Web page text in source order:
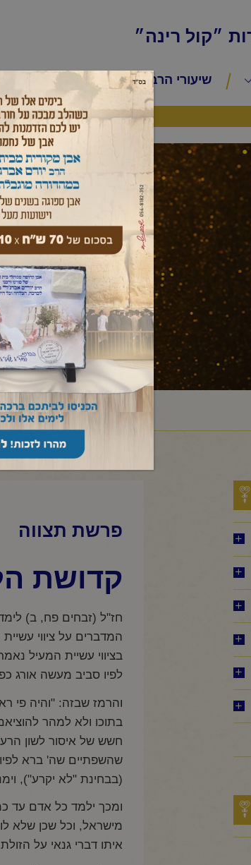
״קול רינה״
שיעורי הרב שיעורי החיד״א
מאמר
ראשי מאמר לשבת/שמות
פרשת תצווה
קדושת
חז"ל (זבחים פח, ב)
המדברים על ציווי
בציווי עשיית המעיל
לפיו סביב מעשה אורג
והרמז שבזה: "והיה פי
בתוכו ולא למהר
חשש של איסור לשון
שהשפתיים שה' ברא
(בבחינת "לא יקרע"),
ומכך ילמד כל אדם עד
מישראל, וכל שכן שלא
איתו דברי גנאי על